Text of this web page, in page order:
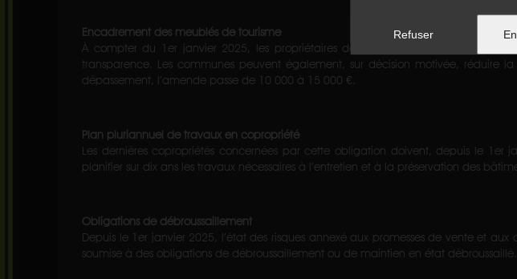
Refuser
Encadrement des meublés de tourisme
À compter du 1er janvier 2025, les propriétaires de meublés de tourisme
transparence. Les communes peuvent également, sur décision motivée,
dépassement, l’amende passe de 10 000 à 15 000 €.
Plan pluriannuel de travaux en copropriété
Les dernières copropriétés concernées par cette obligation doivent, depuis le
planifier sur dix ans les travaux nécessaires à l’entretien et à la préservation des
Obligations de débroussaillement
Depuis le 1er janvier 2025, l’état des risques annexé aux promesses de vente et
soumise à des obligations de débroussaillement ou de maintien en état débroussaillé.